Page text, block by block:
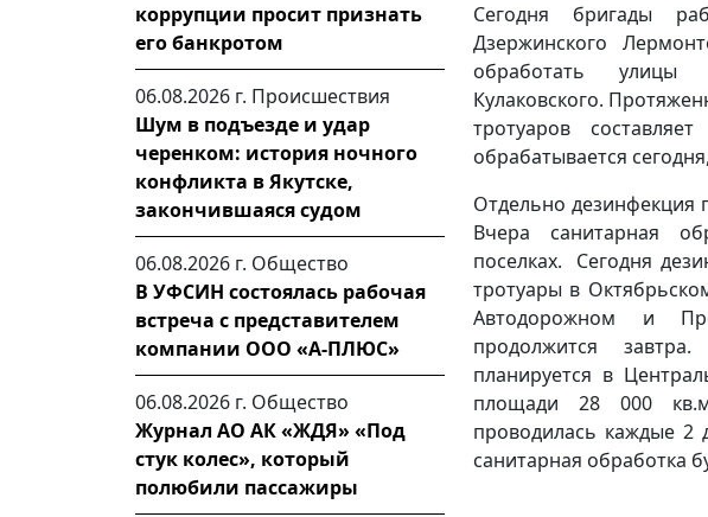
коррупции просит признать
его банкротом
06.08.2026 г. Происшествия
Шум в подъезде и удар
черенком: история ночного
конфликта в Якутске,
закончившаяся судом
06.08.2026 г. Общество
В УФСИН состоялась рабочая
встреча с представителем
компании ООО «А-ПЛЮС»
06.08.2026 г. Общество
Журнал АО АК «ЖДЯ» «Под
стук колес», который
полюбили пассажиры
Сегодня бригады
Дзержинского
обработать улицы
Кулаковского.
тротуаров
обрабатывается
Отдельно дезинфекция
Вчера санитарная
поселках. Сегодня
тротуары в
Автодорожном и
продолжится
планируется в
площади 28 000
проводилась каждые 2
санитарная обработка